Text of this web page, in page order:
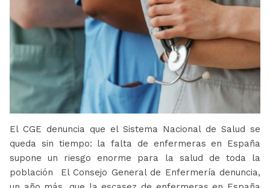
El CGE denuncia que el Sistema Nacional de Salud se
queda sin tiempo: la falta de enfermeras en España
supone un riesgo enorme para la salud de toda la
población El Consejo General de Enfermería denuncia,